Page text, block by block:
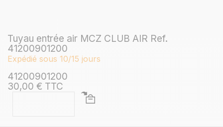
Tuyau entrée air MCZ CLUB AIR Ref.
41200901200
Expédié sous 10/15 jours
41200901200
30,00 € TTC